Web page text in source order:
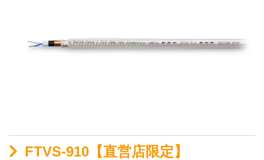
FTVS-910【直営店限定】